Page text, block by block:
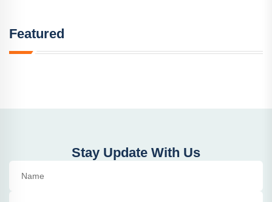
Featured
Stay Update With Us